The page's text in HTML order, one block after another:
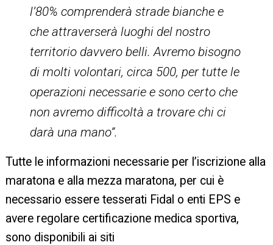
l’80% comprenderà strade bianche e
che attraverserà luoghi del nostro
territorio davvero belli. Avremo bisogno
di molti volontari, circa 500, per tutte le
operazioni necessarie e sono certo che
non avremo difficoltà a trovare chi ci
darà una mano”.
Tutte le informazioni necessarie per l’iscrizione alla
maratona e alla mezza maratona, per cui è
necessario essere tesserati Fidal o enti EPS e
avere regolare certificazione medica sportiva,
sono disponibili ai siti